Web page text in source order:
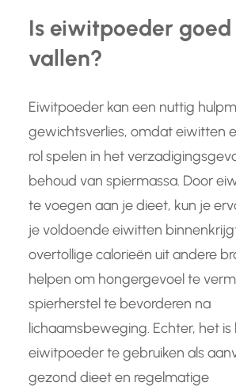
Is eiwitpoeder
vallen?
Eiwitpoeder kan een nuttig
gewichtsverlies, omdat eiwitten
rol spelen in het
behoud van spiermassa. Door
te voegen aan je dieet, kun je
je voldoende eiwitten
overtollige calorieën uit andere
helpen om hongergevoel te
spierherstel te bevorderen na
lichaamsbeweging. Echter, het
eiwitpoeder te gebruiken als
gezond dieet en regelmatige